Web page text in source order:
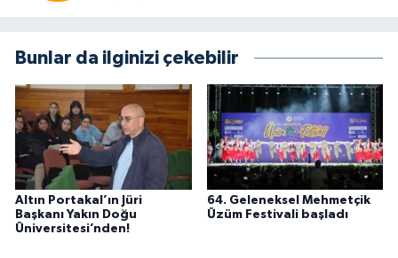
Bunlar da ilginizi çekebilir
Altın Portakal’ın Jüri
Başkanı Yakın Doğu
Üniversitesi’nden!
64. Geleneksel Mehmetçik
Üzüm Festivali başladı